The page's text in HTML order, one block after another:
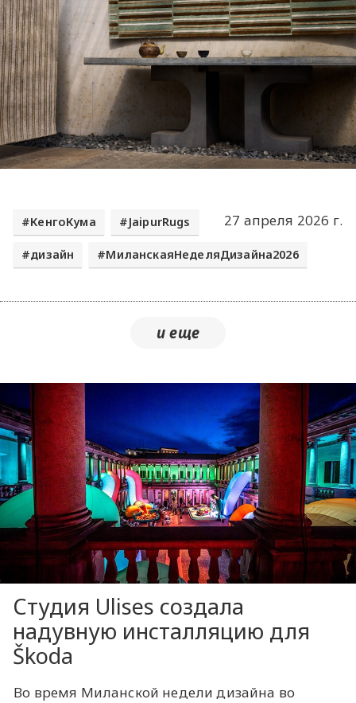
27 апреля 2026 г.
КенгоКума JaipurRugs
дизайн МиланскаяНеделяДизайна2026
Студия Ulises создала
надувную инсталляцию для
Škoda
Во время Миланской недели дизайна во